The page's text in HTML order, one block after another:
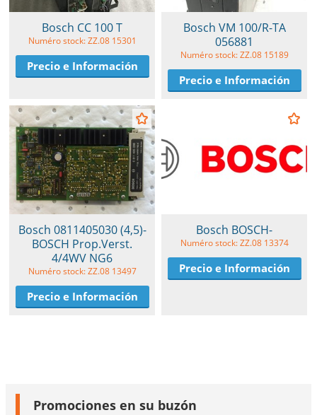
Bosch CC 100 T
Numéro stock: ZZ.08 15301
Precio e Información
Bosch VM 100/R-TA
056881
Numéro stock: ZZ.08 15189
Precio e Información
Bosch 0811405030 (4,5)-
BOSCH Prop.Verst.
4/4WV NG6
Numéro stock: ZZ.08 13497
Precio e Información
Bosch BOSCH-
Numéro stock: ZZ.08 13374
Precio e Información
Promociones en su buzón